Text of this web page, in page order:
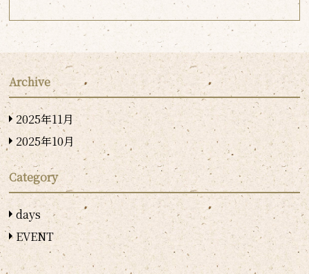
Archive
2025年11月
2025年10月
Category
days
EVENT